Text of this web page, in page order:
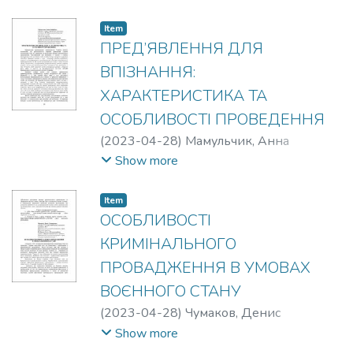
Item
ПРЕД’ЯВЛЕННЯ ДЛЯ
ВПІЗНАННЯ:
ХАРАКТЕРИСТИКА ТА
ОСОБЛИВОСТІ ПРОВЕДЕННЯ
(2023-04-28) Мамульчик, Анна
Андріївна;Сухомлин, Юлія
Show more
Item
ОСОБЛИВОСТІ
КРИМІНАЛЬНОГО
ПРОВАДЖЕННЯ В УМОВАХ
ВОЄННОГО СТАНУ
(2023-04-28) Чумаков, Денис
Дмитрович;Кубарєва, Ольга
Show more